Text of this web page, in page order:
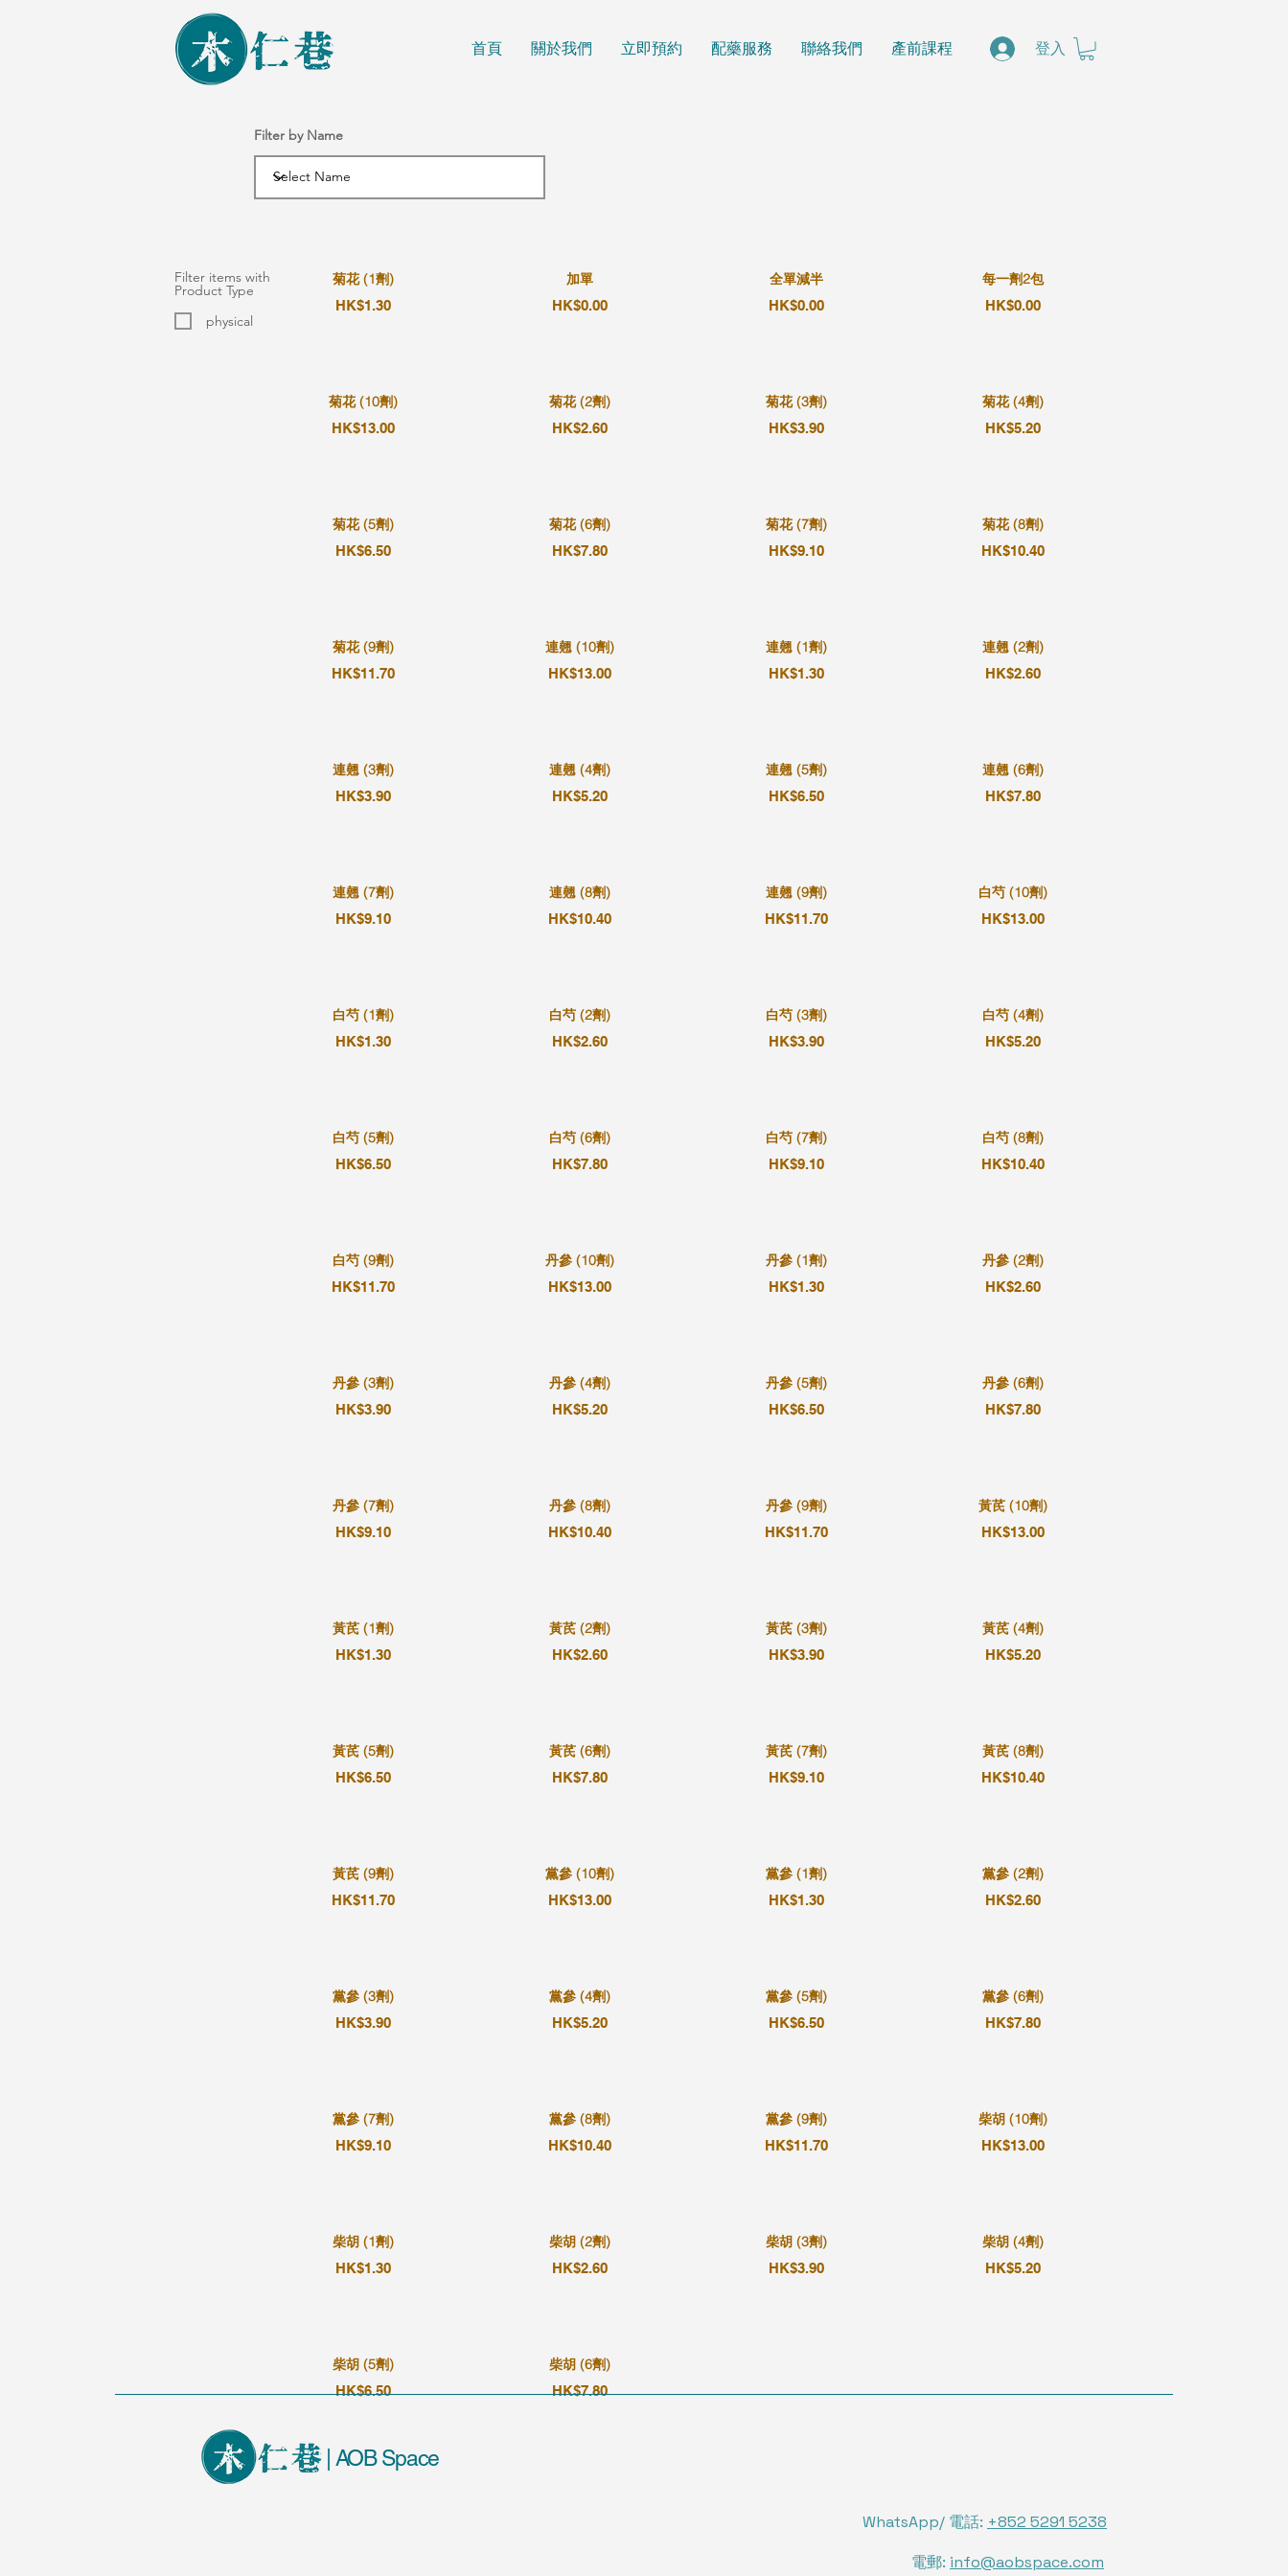
首頁 關於我們 立即預約 配藥服務 聯絡我們 產前課程 登入
Filter by Name
菊花 (1劑)
HK$1.30
菊花 (10劑)
HK$13.00
菊花 (5劑)
HK$6.50
菊花 (9劑)
HK$11.70
連翹 (3劑)
HK$3.90
連翹 (7劑)
HK$9.10
白芍 (1劑)
HK$1.30
白芍 (5劑)
HK$6.50
白芍 (9劑)
HK$11.70
丹參 (3劑)
HK$3.90
丹參 (7劑)
HK$9.10
黃芪 (1劑)
HK$1.30
黃芪 (5劑)
HK$6.50
黃芪 (9劑)
HK$11.70
黨參 (3劑)
HK$3.90
黨參 (7劑)
HK$9.10
柴胡 (1劑)
HK$1.30
柴胡 (5劑)
HK$6.50
加單
HK$0.00
菊花 (2劑)
HK$2.60
菊花 (6劑)
HK$7.80
連翹 (10劑)
HK$13.00
連翹 (4劑)
HK$5.20
連翹 (8劑)
HK$10.40
白芍 (2劑)
HK$2.60
白芍 (6劑)
HK$7.80
丹參 (10劑)
HK$13.00
丹參 (4劑)
HK$5.20
丹參 (8劑)
HK$10.40
黃芪 (2劑)
HK$2.60
黃芪 (6劑)
HK$7.80
黨參 (10劑)
HK$13.00
黨參 (4劑)
HK$5.20
黨參 (8劑)
HK$10.40
柴胡 (2劑)
HK$2.60
柴胡 (6劑)
HK$7.80
全單減半
HK$0.00
菊花 (3劑)
HK$3.90
菊花 (7劑)
HK$9.10
連翹 (1劑)
HK$1.30
連翹 (5劑)
HK$6.50
連翹 (9劑)
HK$11.70
白芍 (3劑)
HK$3.90
白芍 (7劑)
HK$9.10
丹參 (1劑)
HK$1.30
丹參 (5劑)
HK$6.50
丹參 (9劑)
HK$11.70
黃芪 (3劑)
HK$3.90
黃芪 (7劑)
HK$9.10
黨參 (1劑)
HK$1.30
黨參 (5劑)
HK$6.50
黨參 (9劑)
HK$11.70
柴胡 (3劑)
HK$3.90
每一劑2包
HK$0.00
菊花 (4劑)
HK$5.20
菊花 (8劑)
HK$10.40
連翹 (2劑)
HK$2.60
連翹 (6劑)
HK$7.80
白芍 (10劑)
HK$13.00
白芍 (4劑)
HK$5.20
白芍 (8劑)
HK$10.40
丹參 (2劑)
HK$2.60
丹參 (6劑)
HK$7.80
黃芪 (10劑)
HK$13.00
黃芪 (4劑)
HK$5.20
黃芪 (8劑)
HK$10.40
黨參 (2劑)
HK$2.60
黨參 (6劑)
HK$7.80
柴胡 (10劑)
HK$13.00
柴胡 (4劑)
HK$5.20
Filter items with
Product Type
physical
| AOB Space
WhatsApp/ 電話: +852 5291 5238
電郵: info@aobspace.com